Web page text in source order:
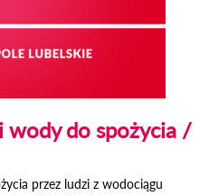
wody do spożycia /
przez ludzi z wodociągu